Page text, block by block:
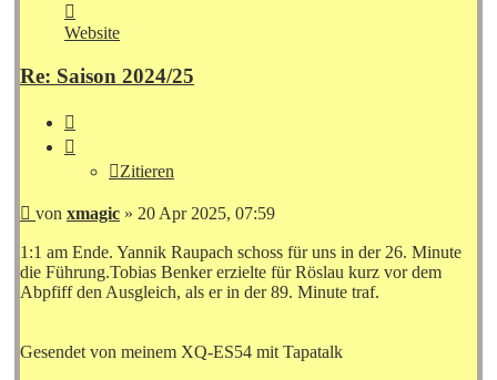
von
xmagic
Website
Re: Saison 2024/25
Zitieren
Beitrag
von xmagic » 20 Apr 2025, 07:59
1:1 am Ende. Yannik Raupach schoss für uns in der 26. Minute
die Führung.Tobias Benker erzielte für Röslau kurz vor dem
Abpfiff den Ausgleich, als er in der 89. Minute traf.
Gesendet von meinem XQ-ES54 mit Tapatalk